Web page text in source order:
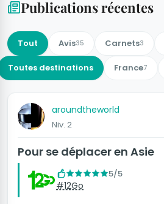
Publications récentes
Tout Avis35 Carnets3
Toutes destinations France7
aroundtheworld
Niv. 2
Pour se déplacer en Asie
5/5
#12Go